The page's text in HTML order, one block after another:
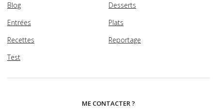
Blog
Desserts
Entrées
Plats
Recettes
Reportage
Test
ME CONTACTER ?